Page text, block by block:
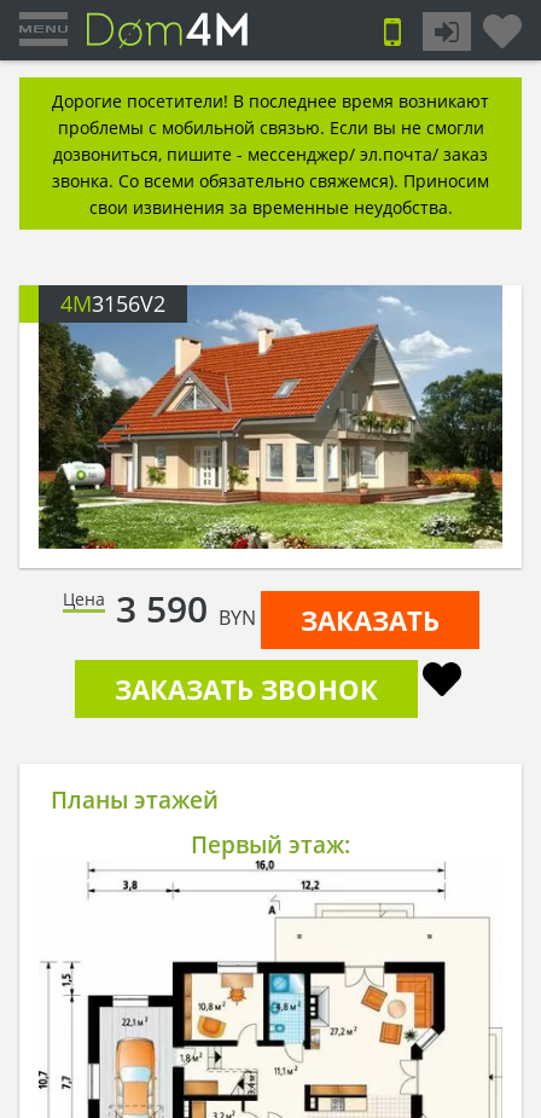
Дорогие посетители! В последнее время возникают
проблемы с мобильной связью. Если вы не смогли
дозвониться, пишите - мессенджер/ эл.почта/ заказ
звонка. Со всеми обязательно свяжемся). Приносим
свои извинения за временные неудобства.
4M3156V2
Цена 3 590 BYN
ЗАКАЗАТЬ
ЗАКАЗАТЬ ЗВОНОК
Планы этажей
Первый этаж: